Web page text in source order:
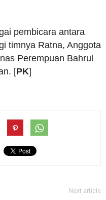
pembicara antara
timnya Ratna, Anggota
Perempuan Bahrul
[PK]
Next article